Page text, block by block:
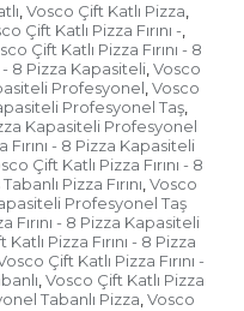
, Vosco Çift Katlı Pizza,
Çift Katlı Pizza Fırını -,
Çift Katlı Pizza Fırını - 8
- 8 Pizza Kapasiteli, Vosco
Profesyonel, Vosco
Profesyonel Taş,
Kapasiteli Profesyonel
Fırını - 8 Pizza Kapasiteli
Çift Katlı Pizza Fırını - 8
Pizza Fırını, Vosco
Profesyonel Taş
Fırını - 8 Pizza Kapasiteli
Pizza Fırını - 8 Pizza
Çift Katlı Pizza Fırını -
, Vosco Çift Katlı Pizza
Tabanlı Pizza, Vosco